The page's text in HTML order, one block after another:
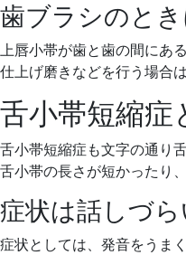
歯ブラシのと
上唇小帯が歯と歯の間にあ
仕上げ磨きなどを行う場合
舌小帯短縮症
舌小帯短縮症も文字の通り
舌小帯の長さが短かったり
症状は話しづ
症状としては、発音をうま